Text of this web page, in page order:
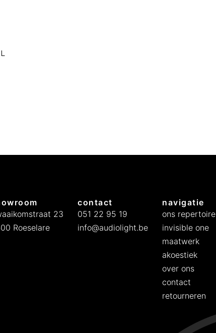
23
Roeselare
contact
051 22 95 19
info@audiolight.be
navigatie
ons repertoire
invisible one
maatwerk
akoestiek
over ons
contact
retourneren